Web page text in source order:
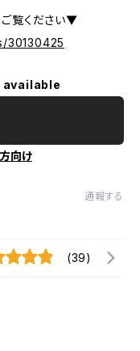
ご覧ください▼
30130425
向け
通報する
(39)